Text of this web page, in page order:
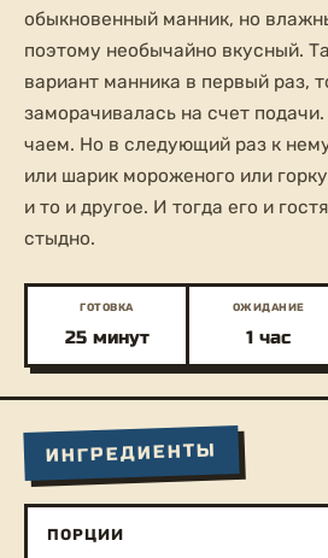
обыкновенный манник, но
поэтому необычайно вкусный.
вариант манника в первый раз,
заморачивалась на счет
чаем. Но в следующий раз к
или шарик мороженого или
и то и другое. И тогда его и
стыдно.
ГОТОВКА
25 минут
ОЖИДАНИЕ
1 час
ИНГРЕДИЕНТЫ
ПОРЦИИ